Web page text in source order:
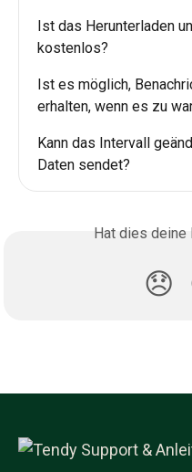
Ist das Herunterladen
kostenlos?
Ist es möglich,
erhalten, wenn es zu
Kann das Intervall
Daten sendet?
Hat dies deine
😞